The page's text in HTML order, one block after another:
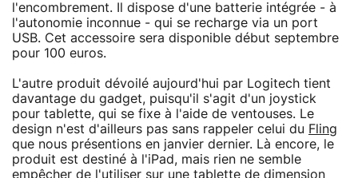
l'encombrement. Il dispose d'une batterie intégrée - à
l'autonomie inconnue - qui se recharge via un port
USB. Cet accessoire sera disponible début septembre
pour 100 euros.
L'autre produit dévoilé aujourd'hui par Logitech tient
davantage du gadget, puisqu'il s'agit d'un joystick
pour tablette, qui se fixe à l'aide de ventouses. Le
design n'est d'ailleurs pas sans rappeler celui du Fling
que nous présentions en janvier dernier. Là encore, le
produit est destiné à l'iPad, mais rien ne semble
empêcher de l'utiliser sur une tablette de dimension